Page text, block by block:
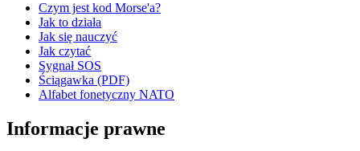
Czym jest kod Morse'a?
Jak to działa
Jak się nauczyć
Jak czytać
Sygnał SOS
Ściągawka (PDF)
Alfabet fonetyczny NATO
Informacje prawne